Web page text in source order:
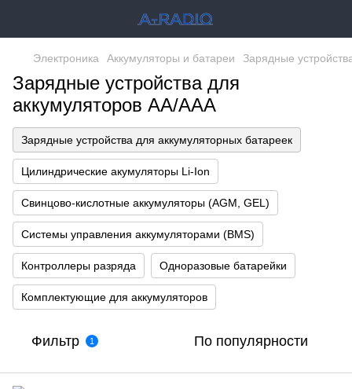
Электроника Аккумуляторы и батареи Зарядные
Зарядные устройства для
аккумуляторов АА/ААА
Зарядные устройства для аккумуляторных батареек
Цилиндрические акумуляторы Li-Ion
Свинцово-кислотные аккумуляторы (AGM, GEL)
Системы управления аккумуляторами (BMS)
Контроллеры разряда Одноразовые батарейки
Комплектующие для аккумуляторов
Фильтр 1 По популярности